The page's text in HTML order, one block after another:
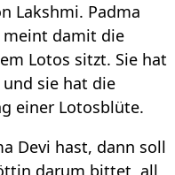
Lakshmi. Padma
meint damit die
Lotos sitzt. Sie hat
sie hat die
einer Lotosblüte.
Devi hast, dann soll